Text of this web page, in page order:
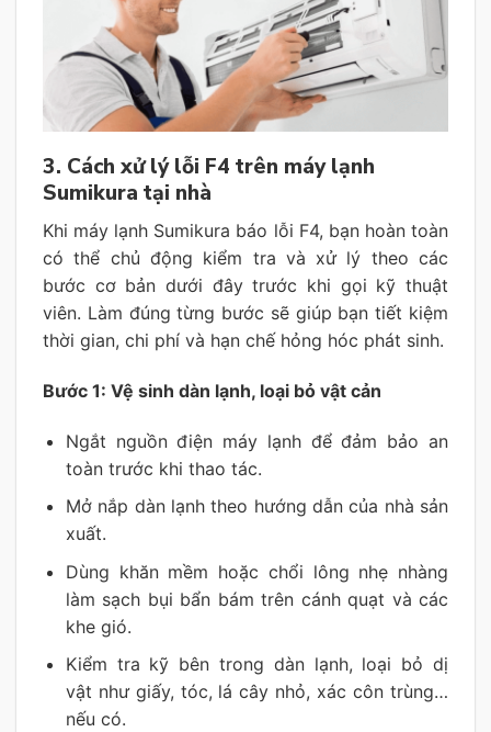
3. Cách xử lý lỗi F4 trên máy lạnh
Sumikura tại nhà
Khi máy lạnh Sumikura báo lỗi F4, bạn hoàn toàn
có thể chủ động kiểm tra và xử lý theo các
bước cơ bản dưới đây trước khi gọi kỹ thuật
viên. Làm đúng từng bước sẽ giúp bạn tiết kiệm
thời gian, chi phí và hạn chế hỏng hóc phát sinh.
Bước 1: Vệ sinh dàn lạnh, loại bỏ vật cản
Ngắt nguồn điện máy lạnh để đảm bảo an
toàn trước khi thao tác.
Mở nắp dàn lạnh theo hướng dẫn của nhà sản
xuất.
Dùng khăn mềm hoặc chổi lông nhẹ nhàng
làm sạch bụi bẩn bám trên cánh quạt và các
khe gió.
Kiểm tra kỹ bên trong dàn lạnh, loại bỏ dị
vật như giấy, tóc, lá cây nhỏ, xác côn trùng…
nếu có.